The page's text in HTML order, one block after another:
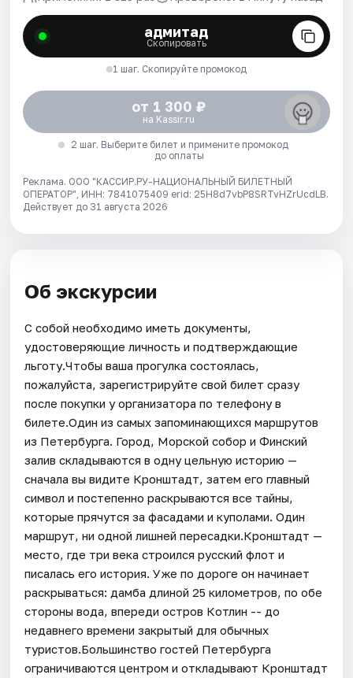
адмитад
Скопировать
1 шаг. Скопируйте промокод
от 1 300 ₽
на Kassir.ru
2 шаг. Выберите билет и примените промокод
до оплаты
Реклама. ООО "КАССИР.РУ-НАЦИОНАЛЬНЫЙ БИЛЕТНЫЙ
ОПЕРАТОР", ИНН: 7841075409 erid: 25H8d7vbP8SRTvHZrUcdLB.
Действует до 31 августа 2026
Об экскурсии
С собой необходимо иметь документы,
удостоверяющие личность и подтверждающие
льготу.Чтобы ваша прогулка состоялась,
пожалуйста, зарегистрируйте свой билет сразу
после покупки у организатора по телефону в
билете.Один из самых запоминающихся маршрутов
из Петербурга. Город, Морской собор и Финский
залив складываются в одну цельную историю —
сначала вы видите Кронштадт, затем его главный
символ и постепенно раскрываются все тайны,
которые прячутся за фасадами и куполами. Один
маршрут, ни одной лишней пересадки.Кронштадт —
место, где три века строился русский флот и
писалась его история. Уже по дороге он начинает
раскрываться: дамба длиной 25 километров, по обе
стороны вода, впереди остров Котлин -- до
недавнего времени закрытый для обычных
туристов.Большинство гостей Петербурга
ограничиваются центром и откладывают Кронштадт